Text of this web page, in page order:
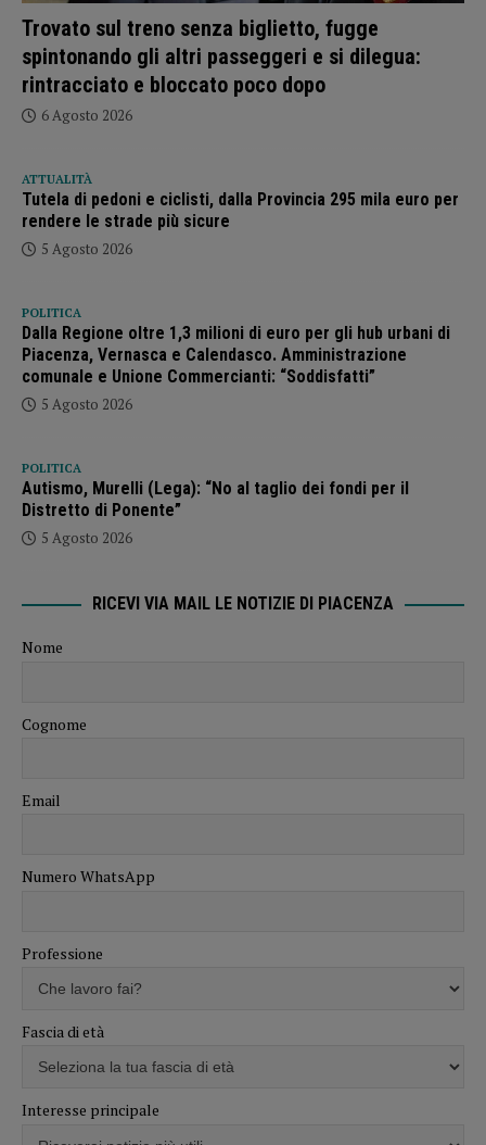
Trovato sul treno senza biglietto, fugge
spintonando gli altri passeggeri e si dilegua:
rintracciato e bloccato poco dopo
6 Agosto 2026
ATTUALITÀ
Tutela di pedoni e ciclisti, dalla Provincia 295 mila euro per
rendere le strade più sicure
5 Agosto 2026
POLITICA
Dalla Regione oltre 1,3 milioni di euro per gli hub urbani di
Piacenza, Vernasca e Calendasco. Amministrazione
comunale e Unione Commercianti: “Soddisfatti”
5 Agosto 2026
POLITICA
Autismo, Murelli (Lega): “No al taglio dei fondi per il
Distretto di Ponente”
5 Agosto 2026
RICEVI VIA MAIL LE NOTIZIE DI PIACENZA
Nome
Cognome
Email
Numero WhatsApp
Professione
Fascia di età
Interesse principale